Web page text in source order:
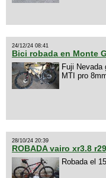
24/12/24 08:41
Bici robada en Monte
Fuji
MTI pro
28/10/24 20:39
ROBADA vairo xr3.8
Robada el